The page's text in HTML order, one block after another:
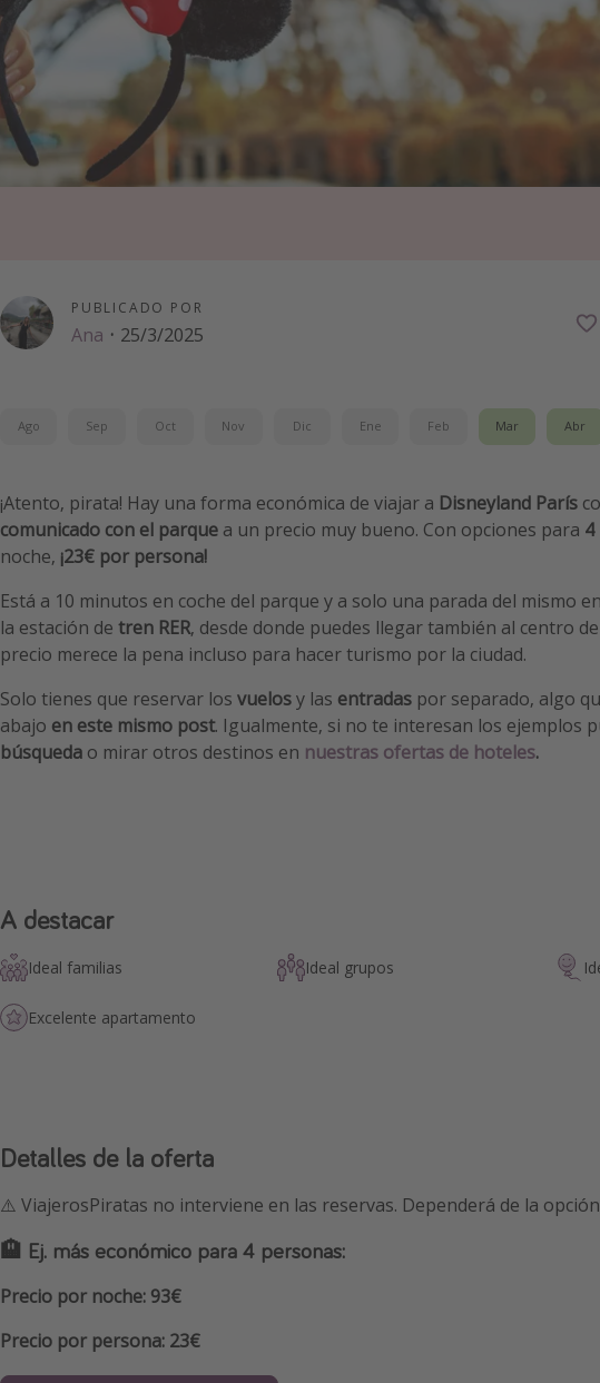
PUBLICADO POR
Ana · 25/3/2025
Ago Sep Oct Nov Dic Ene Feb Mar Abr
¡Atento, pirata! Hay una forma económica de viajar a Disneyland París
comunicado con el parque a un precio muy bueno. Con opciones para 4
noche, ¡23€ por persona!
Está a 10 minutos en coche del parque y a solo una parada del mismo
la estación de tren RER, desde donde puedes llegar también al centro
precio merece la pena incluso para hacer turismo por la ciudad.
Solo tienes que reservar los vuelosy las entradas por separado, algo
abajo en este mismo post. Igualmente, si no te interesan los ejemplos
búsqueda o mirar otros destinos en nuestras ofertas de hoteles.
A destacar
Ideal familias Ideal grupos
Excelente apartamento
Detalles de la oferta
⚠️ ViajerosPiratas no interviene en las reservas. Dependerá de la
🏨 Ej. más económico para 4 personas:
Precio por noche: 93€
Precio por persona: 23€